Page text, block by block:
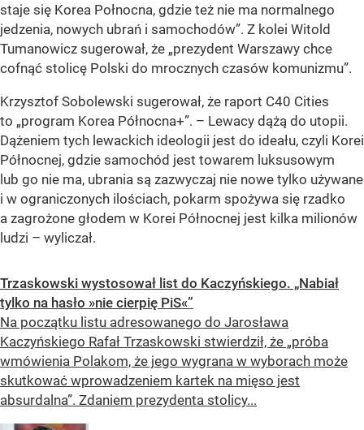
staje się Korea Połnocna, gdzie też nie ma normalnego
jedzenia, nowych ubrań i samochodów”. Z kolei Witold
Tumanowicz sugerował, że „prezydent Warszawy chce
cofnąć stolicę Polski do mrocznych czasów komunizmu”.
Krzysztof Sobolewski sugerował, że raport C40 Cities
to „program Korea Północna+”. – Lewacy dążą do utopii.
Dążeniem tych lewackich ideologii jest do ideału, czyli Korei
Północnej, gdzie samochód jest towarem luksusowym
lub go nie ma, ubrania są zazwyczaj nie nowe tylko używane
i w ograniczonych ilościach, pokarm spożywa się rzadko
a zagrożone głodem w Korei Północnej jest kilka milionów
ludzi – wyliczał.
Trzaskowski wystosował list do Kaczyńskiego. „Nabiał
tylko na hasło »nie cierpię PiS«”
Na początku listu adresowanego do Jarosława
Kaczyńskiego Rafał Trzaskowski stwierdził, że „próba
wmówienia Polakom, że jego wygrana w wyborach może
skutkować wprowadzeniem kartek na mięso jest
absurdalna”. Zdaniem prezydenta stolicy...